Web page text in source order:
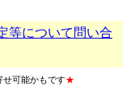
等について問い合
せ可能かもです★